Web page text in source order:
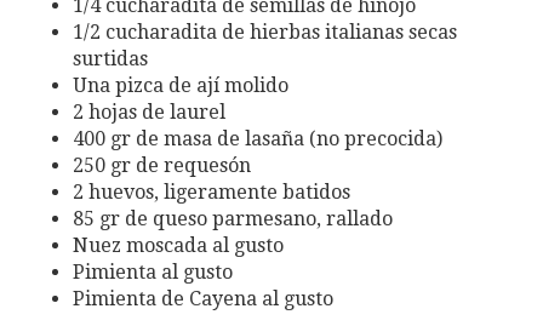
1/4 cucharadita de semillas de hinojo
1/2 cucharadita de hierbas italianas secas
surtidas
Una pizca de ají molido
2 hojas de laurel
400 gr de masa de lasaña (no precocida)
250 gr de requesón
2 huevos, ligeramente batidos
85 gr de queso parmesano, rallado
Nuez moscada al gusto
Pimienta al gusto
Pimienta de Cayena al gusto